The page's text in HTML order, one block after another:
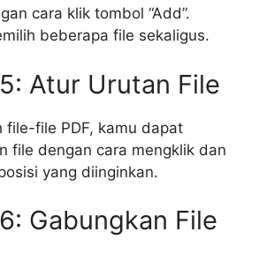
cara klik tombol “Add”.
beberapa file sekaligus.
Atur Urutan File
file-file PDF, kamu dapat
file dengan cara mengklik dan
yang diinginkan.
Gabungkan File